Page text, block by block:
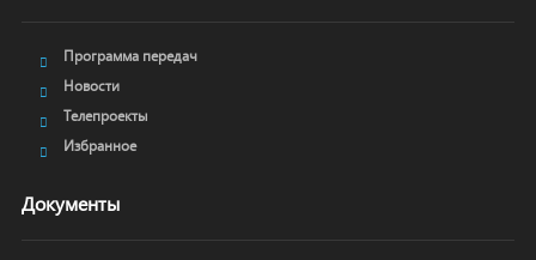
Программа передач
Новости
Телепроекты
Избранное
Документы